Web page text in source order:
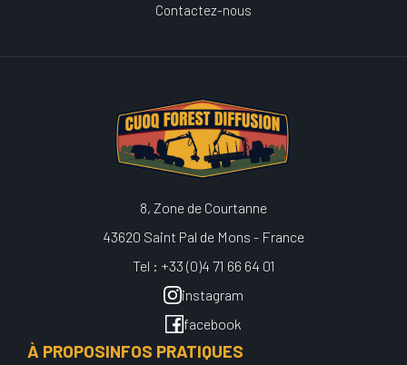
Contactez-nous
8, Zone de Courtanne
43620 Saint Pal de Mons - France
Tel : +33 (0)4 71 66 64 01
instagram
facebook
À PROPOSINFOS PRATIQUES